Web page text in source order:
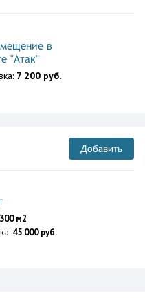
в
"Атак"
7 200 руб.
Добавить
м2
45 000 руб.